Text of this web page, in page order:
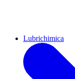
Lubrichimica